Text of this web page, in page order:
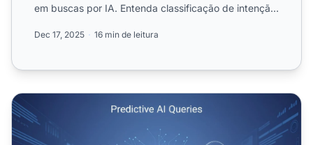
em buscas por IA. Entenda classificação de intenção
Dec 17, 2025 16 min de leitura
Consultas preditivas de IA